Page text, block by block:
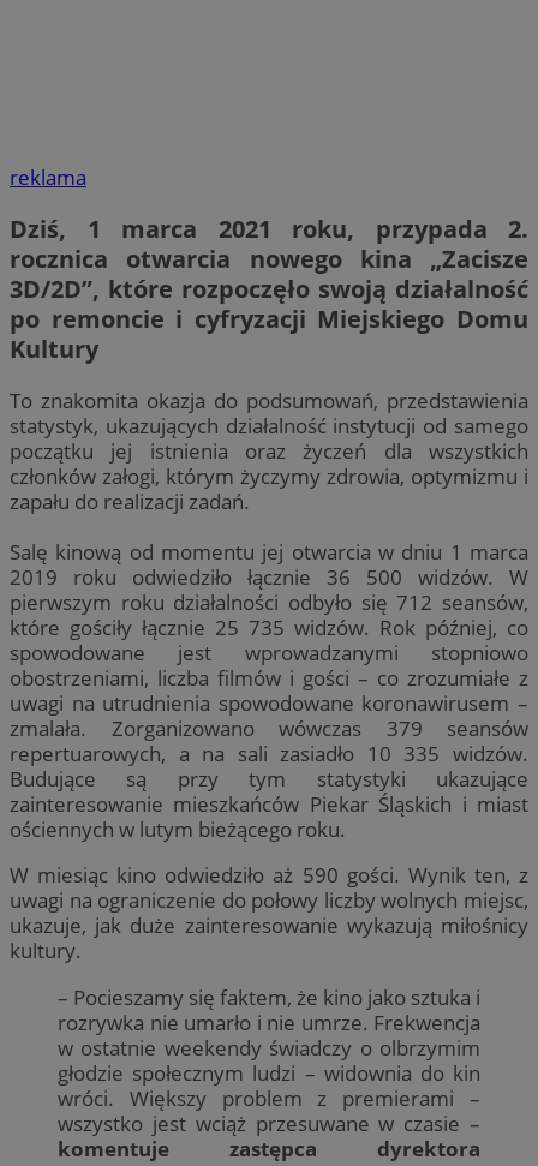
reklama
Dziś, 1 marca 2021 roku, przypada 2.
rocznica otwarcia nowego kina „Zacisze
3D/2D”, które rozpoczęło swoją działalność
po remoncie i cyfryzacji Miejskiego Domu
Kultury
To znakomita okazja do podsumowań, przedstawienia
statystyk, ukazujących działalność instytucji od samego
początku jej istnienia oraz życzeń dla wszystkich
członków załogi, którym życzymy zdrowia, optymizmu i
zapału do realizacji zadań.
Salę kinową od momentu jej otwarcia w dniu 1 marca
2019 roku odwiedziło łącznie 36 500 widzów. W
pierwszym roku działalności odbyło się 712 seansów,
które gościły łącznie 25 735 widzów. Rok później, co
spowodowane jest wprowadzanymi stopniowo
obostrzeniami, liczba filmów i gości – co zrozumiałe z
uwagi na utrudnienia spowodowane koronawirusem –
zmalała. Zorganizowano wówczas 379 seansów
repertuarowych, a na sali zasiadło 10 335 widzów.
Budujące są przy tym statystyki ukazujące
zainteresowanie mieszkańców Piekar Śląskich i miast
ościennych w lutym bieżącego roku.
W miesiąc kino odwiedziło aż 590 gości. Wynik ten, z
uwagi na ograniczenie do połowy liczby wolnych miejsc,
ukazuje, jak duże zainteresowanie wykazują miłośnicy
kultury.
– Pocieszamy się faktem, że kino jako sztuka i
rozrywka nie umarło i nie umrze. Frekwencja
w ostatnie weekendy świadczy o olbrzymim
głodzie społecznym ludzi – widownia do kin
wróci. Większy problem z premierami –
wszystko jest wciąż przesuwane w czasie –
komentuje zastępca dyrektora